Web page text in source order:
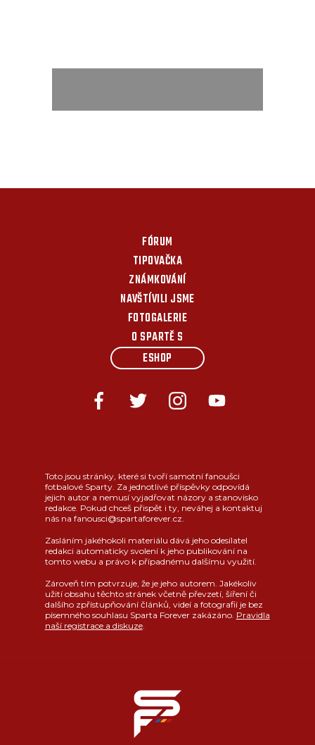
FÓRUM
TIPOVAČKA
ZNÁMKOVÁNÍ
NAVŠTÍVILI JSME
FOTOGALERIE
O SPARTĚ S
ESHOP
Toto jsou stránky, které si tvoří samotní fanoušci
fotbalové Sparty. Za jednotlivé příspěvky odpovídá
jejich autor a nemusí vyjadřovat názory a stanovisko
redakce. Pokud chceš přispět i ty, neváhej a kontaktuj
nás na fanousci@spartaforever.cz.
Zasláním jakéhokoli materiálu dává jeho odesílatel
redakci automaticky svolení k jeho publikování na
tomto webu a právo k případnému dalšímu využití.
Zároveň tím potvrzuje, že je jeho autorem. Jakékoliv
užití obsahu těchto stránek včetně převzetí, šíření či
dalšího zpřístupňování článků, videí a fotografií je bez
písemného souhlasu Sparta Forever zakázáno. Pravidla
naší registrace a diskuze.